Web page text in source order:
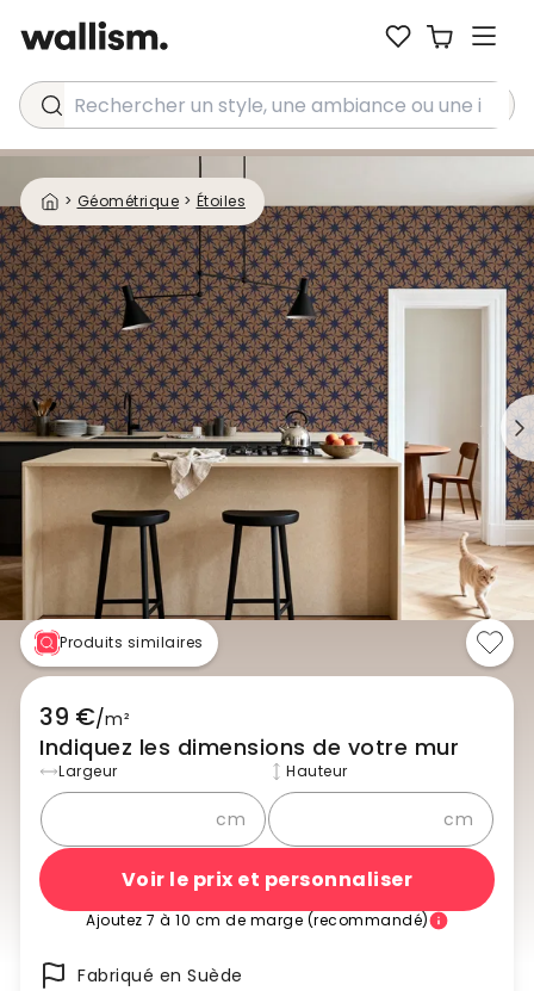
Rechercher un style, une ambiance ou une idée...
> Géométrique > Étoiles
Produits similaires
39 €/m²
Indiquez les dimensions de votre mur
Largeur
cm
Hauteur
cm
Voir le prix et personnaliser
Ajoutez 7 à 10 cm de marge (recommandé)
Fabriqué en Suède